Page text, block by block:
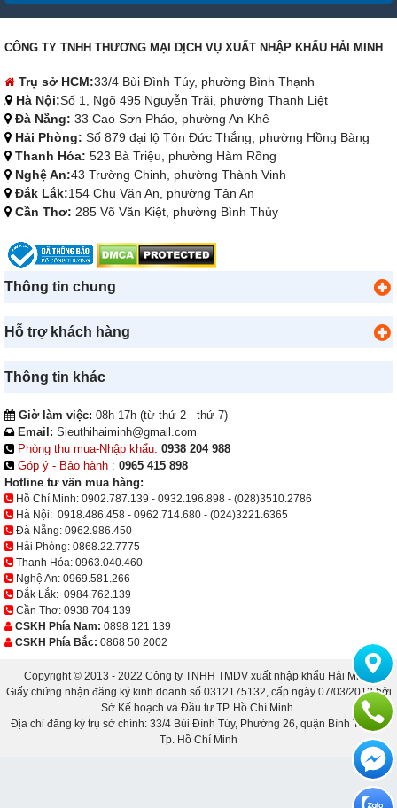
CÔNG TY TNHH THƯƠNG MẠI DỊCH VỤ XUẤT NHẬP KHẨU HẢI MINH
Trụ sở HCM:33/4 Bùi Đình Túy, phường Bình Thạnh
Hà Nội:Số 1, Ngõ 495 Nguyễn Trãi, phường Thanh Liệt
Đà Nẵng: 33 Cao Sơn Pháo, phường An Khê
Hải Phòng: Số 879 đại lộ Tôn Đức Thắng, phường Hồng Bàng
Thanh Hóa: 523 Bà Triệu, phường Hàm Rồng
Nghệ An:43 Trường Chinh, phường Thành Vinh
Đắk Lắk:154 Chu Văn An, phường Tân An
Cần Thơ: 285 Võ Văn Kiệt, phường Bình Thủy
Thông tin chung
Hỗ trợ khách hàng
Thông tin khác
Giờ làm việc: 08h-17h (từ thứ 2 - thứ 7)
Email: Sieuthihaiminh@gmail.com
Phòng thu mua-Nhập khẩu: 0938 204 988
Góp ý - Bảo hành : 0965 415 898
Hotline tư vấn mua hàng:
Hồ Chí Minh: 0902.787.139 - 0932.196.898 - (028)3510.2786
Hà Nội: 0918.486.458 - 0962.714.680 - (024)3221.6365
Đà Nẵng: 0962.986.450
Hải Phòng: 0868.22.7775
Thanh Hóa: 0963.040.460
Nghệ An: 0969.581.266
Đắk Lắk: 0984.762.139
Cần Thơ: 0938 704 139
CSKH Phía Nam: 0898 121 139
CSKH Phía Bắc: 0868 50 2002
Copyright © 2013 - 2022 Công ty TNHH TMDV xuất nhập khẩu Hải Minh.
Giấy chứng nhận đăng ký kinh doanh số 0312175132, cấp ngày 07/03/2013 bởi
Sở Kế hoạch và Đầu tư TP. Hồ Chí Minh.
Địa chỉ đăng ký trụ sở chính: 33/4 Bùi Đình Túy, Phường 26, quận Bình Thạnh,
Tp. Hồ Chí Minh